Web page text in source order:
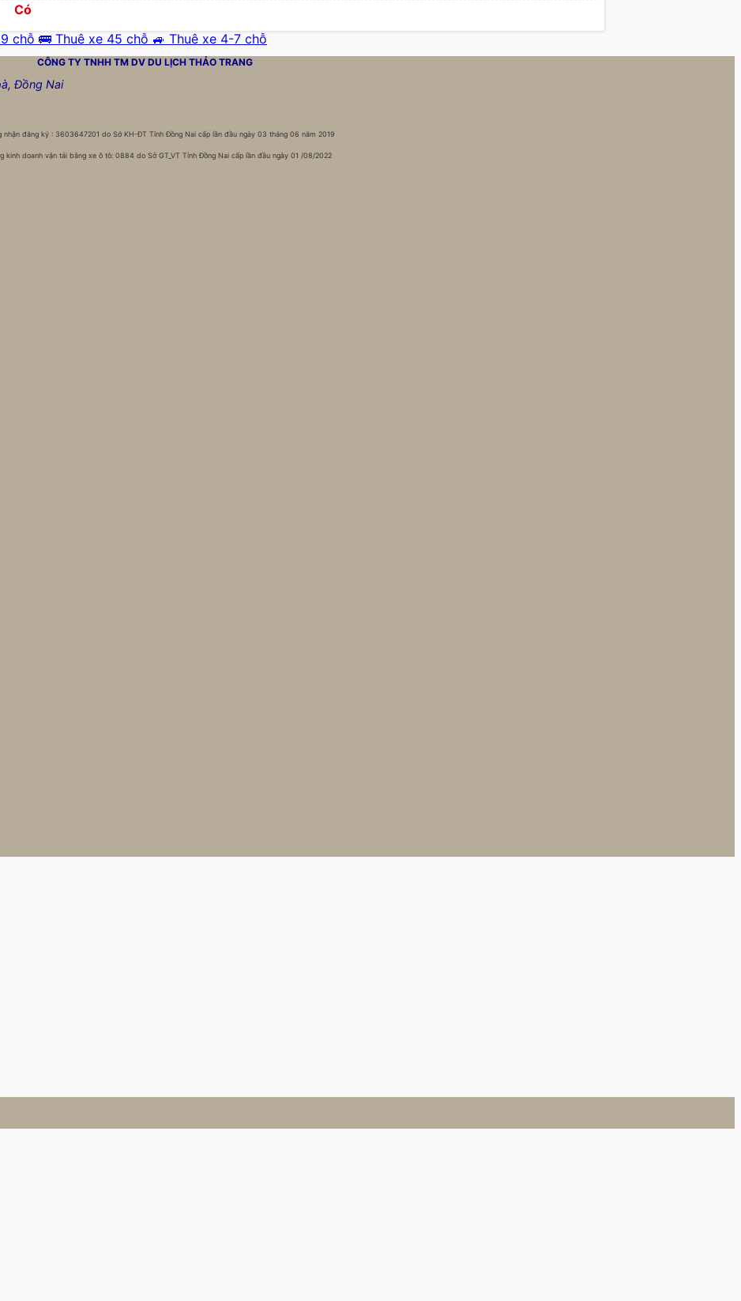
Có
chỗ 🚌 Thuê xe 45 chỗ 🚙 Thuê xe 4-7 chỗ
CÔNG TY TNHH TM DV DU LỊCH THẢO TRANG
Đồng Nai
nhận đăng ký : 3603647201 do Sở KH-ĐT Tỉnh Đồng Nai cấp lần đầu ngày 03 tháng 06 năm 2019
kinh doanh vận tải bằng xe ô tô: 0884 do Sở GT_VT Tỉnh Đồng Nai cấp lần đầu ngày 01 /08/2022